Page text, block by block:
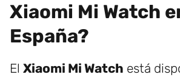
Xiaomi Mi Watch
España?
El Xiaomi Mi Watch está